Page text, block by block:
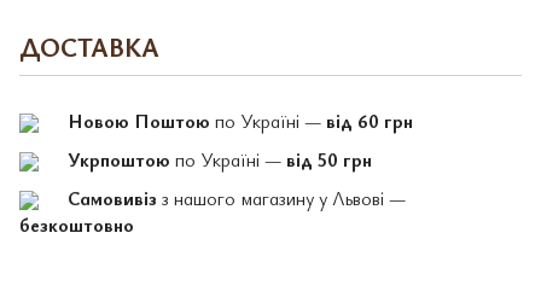
ДОСТАВКА
Новою Поштою по Україні — від 60 грн
Укрпоштою по Україні — від 50 грн
Самовивіз з нашого магазину у Львові —
безкоштовно